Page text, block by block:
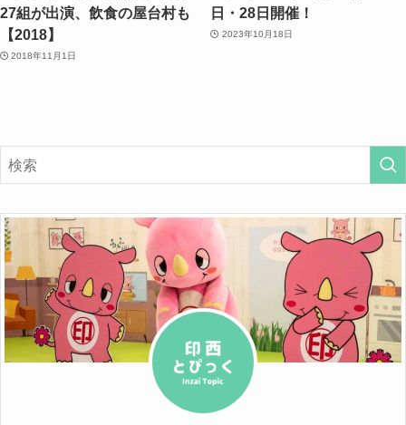
27組が出演、飲食の屋台村も
【2018】
2018年11月1日
日・28日開催！
2023年10月18日